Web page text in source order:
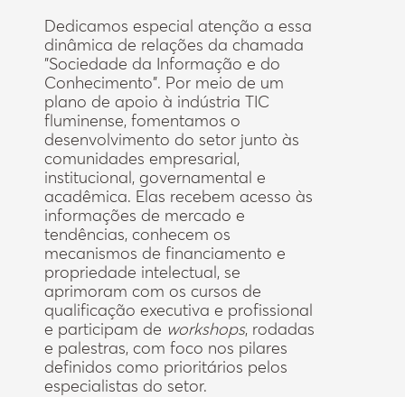
Dedicamos especial atenção a essa
dinâmica de relações da chamada
"Sociedade da Informação e do
Conhecimento". Por meio de um
plano de apoio à indústria TIC
fluminense, fomentamos o
desenvolvimento do setor junto às
comunidades empresarial,
institucional, governamental e
acadêmica. Elas recebem acesso às
informações de mercado e
tendências, conhecem os
mecanismos de financiamento e
propriedade intelectual, se
aprimoram com os cursos de
qualificação executiva e profissional
e participam de workshops, rodadas
e palestras, com foco nos pilares
definidos como prioritários pelos
especialistas do setor.